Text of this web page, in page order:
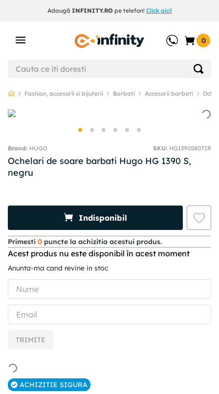
Adaugă INFINITY.ROpe telefon! Click aici!
0
Fashion, accesorii si bijuterii Barbati Accesorii barbati
HUGO SKU: HG1390S807IR
Ochelari de soare barbati Hugo HG 1390 S,
negru
Indisponibil
Primesti 0 puncte la achizitia acestui produs.
Acest produs nu este disponibil în acest moment
Anunta-ma cand revine in stoc
TRIMITE
ACHIZITIE SIGURA